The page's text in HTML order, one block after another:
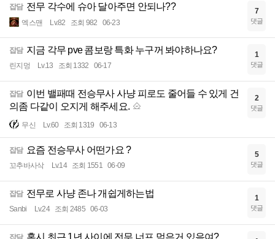
잡담 전무 각수에 슈아 달아주면 안되나??
엑스맨 Lv.82 조회 982 06-23
7
댓글
잡담 지금 각무 pve 콤보랑 특화 누구꺼 봐야하나요?
린지멍 Lv.13 조회 1332 06-17
1
댓글
잡담 이번 밸패때 전승무사 사냥 피로도 줄어들 수 있게 건
의좀 다같이 오지게 해주세요.
무신 Lv.60 조회 1319 06-13
2
댓글
잡담 요즘 전승무사 어떤가요 ?
꼬추바사삭 Lv.14 조회 1551 06-09
5
댓글
잡담 전무로 사냥 존나 개쉽게하는법
Sanbi Lv.24 조회 2485 06-03
1
댓글
잡담 혹시 최근 1년 사이에 전무 너프 먹은거 있음여?